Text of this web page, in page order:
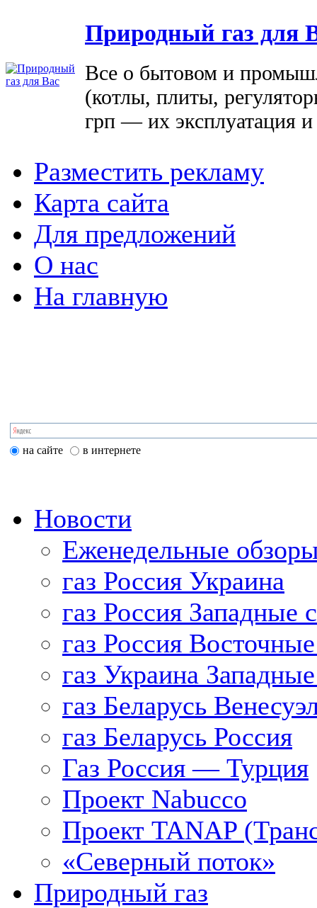
Природный газ для
Все о бытовом и
(котлы, плиты,
грп — их эксплуатация
Разместить рекламу
Карта сайта
Для предложений
О нас
На главную
на сайте в интернете
Новости
Еженедельные
газ Россия Украина
газ Россия Западные
газ Россия
газ Украина
газ Беларусь
газ Беларусь Россия
Газ Россия — Турция
Проект Nabucco
Проект TANAP
«Северный поток»
Природный газ